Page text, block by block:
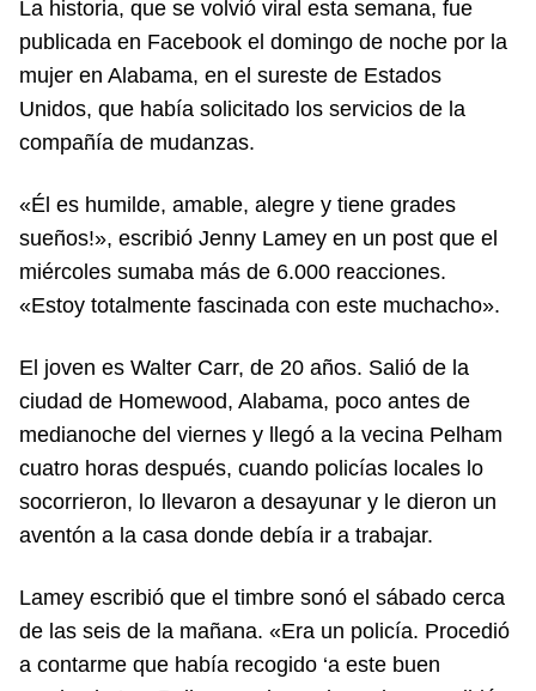
La historia, que se volvió viral esta semana, fue
publicada en Facebook el domingo de noche por la
mujer en Alabama, en el sureste de Estados
Unidos, que había solicitado los servicios de la
compañía de mudanzas.
«Él es humilde, amable, alegre y tiene grades
sueños!», escribió Jenny Lamey en un post que el
miércoles sumaba más de 6.000 reacciones.
«Estoy totalmente fascinada con este muchacho».
El joven es Walter Carr, de 20 años. Salió de la
ciudad de Homewood, Alabama, poco antes de
medianoche del viernes y llegó a la vecina Pelham
cuatro horas después, cuando policías locales lo
socorrieron, lo llevaron a desayunar y le dieron un
aventón a la casa donde debía ir a trabajar.
Lamey escribió que el timbre sonó el sábado cerca
de las seis de la mañana. «Era un policía. Procedió
a contarme que había recogido ‘a este buen